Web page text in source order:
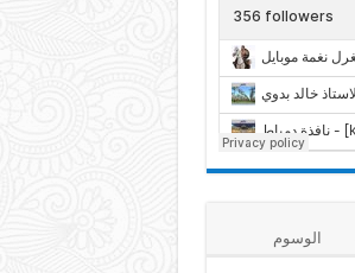
الوسوم